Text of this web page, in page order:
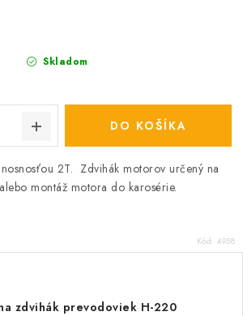
Skladom
DO KOŠÍKA
2T. Zdvihák motorov určený na
montáž motora do karosérie.
Kód: 4958
zdvihák prevodoviek H-220